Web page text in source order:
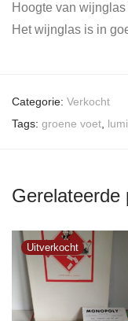
Hoogte van
Het wijnglas is in
Categorie: Verkocht
Tags: groene voet
Gerelateerde